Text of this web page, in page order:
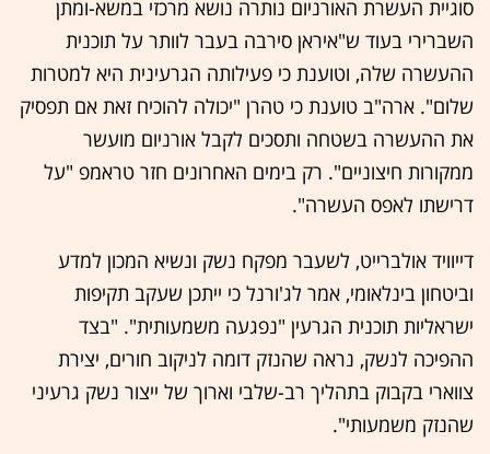
סוגיית העשרת האורניום נותרה נושא מרכזי במשא-ומתן
השברירי בעוד ש"איראן סירבה בעבר לוותר על תוכנית
ההעשרה שלה, וטוענת כי פעילותה הגרעינית היא למטרות
שלום". ארה"ב טוענת כי טהרן "יכולה להוכיח זאת אם תפסיק
את ההעשרה בשטחה ותסכים לקבל אורניום מועשר
ממקורות חיצוניים". רק בימים האחרונים חזר טראמפ "על
דרישתו לאפס העשרה".
דייוויד אולברייט, לשעבר מפקח נשק ונשיא המכון למדע
וביטחון בינלאומי, אמר לג'ורנל כי ייתכן שעקב תקיפות
ישראליות תוכנית הגרעין "נפגעה משמעותית". "בצד
ההפיכה לנשק, נראה שהנזק דומה לניקוב חורים, יצירת
צווארי בקבוק בתהליך רב-שלבי וארוך של ייצור נשק גרעיני
שהנזק משמעותי".